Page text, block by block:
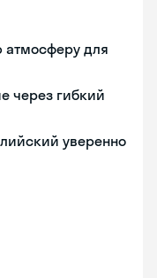
для
через гибкий
уверенно